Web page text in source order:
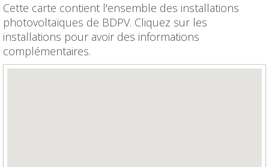
Cette carte contient l'ensemble des installations
photovoltaïques de BDPV. Cliquez sur les
installations pour avoir des informations
complémentaires.